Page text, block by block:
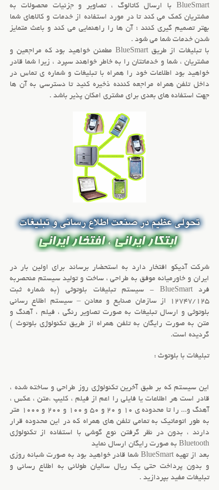
BlueSmart با ارسال کاتالوگ ، تصاوير و جزئيات محصولات به
مشتريان کمک مي كند تا در مورد استفاده از خدمات و کالاهاي شما
بهتر تصميم گيري کنند ؛ آن ها را راهنمايي مي کند و باعث متمايز
شدن خدمات شما مي شود .
با تبليغات از طريق BlueSmart مطمئن خواهيد بود که مراجعين و
مشتريان ، شما و خدماتتان را به خاطر خواهند سپرد ، زيرا شما قادر
خواهيد بود اطلاعات خود را همراه با تبليغات و شماره ي تماس در
داخل تلفن همراه مراجعه کننده ذخيره کنيد تا دسترسي به آن ها
جهت استفاده هاي بعدي براي مشتري امکان پذير باشد .
شرکت آديکو افتخار دارد به استحضار برساند براي اولين بار در
ايران و خاورميانه موفق به طراحي ، ساخت و توليد سيستم منحصربه
فرد BlueSmart - سيستم تبليغات بلوتوثي (به شماره ثبت
12747/125 از سازمان صنايع و معادن – سيستم اطلاع رساني
بلوتوثي و ارسال تبليغات به صورت تصاوير رنگي ، فيلم ، آهنگ و
متن به صورت رايگان به تلفن همراه از طريق تکنولوژي بلوتوث )
گرديده است.
تبليغات با بلوتوث :
اين سيستم که بر طبق آخرين تکنولوژي روز طراحي و ساخته شده ،
قادر است هر اطلاعات يا فايلي را اعم از فيلم ، کليپ ،متن ، عکس ،
آهنگ و... را تا محدوده ي 10 و 20 و 50 و 100 و 200 و 1000 متر
به طور اتوماتيک به تمامي تلفن هاي همراه که در اين محدوده قرار
دارند ، بدون در نظر گرفتن نوع گوشي با استفاده از تکنولوژي
Bluetooth به صورت رايگان ارسال نمايد
بعد از تهيه BlueSmart شما قادر خواهيد بود به صورت شبانه روزي
و بدون پرداخت حتي يک ريال ساليان طولاني به اطلاع رساني و
تبليغات مفيد بپردازيد .